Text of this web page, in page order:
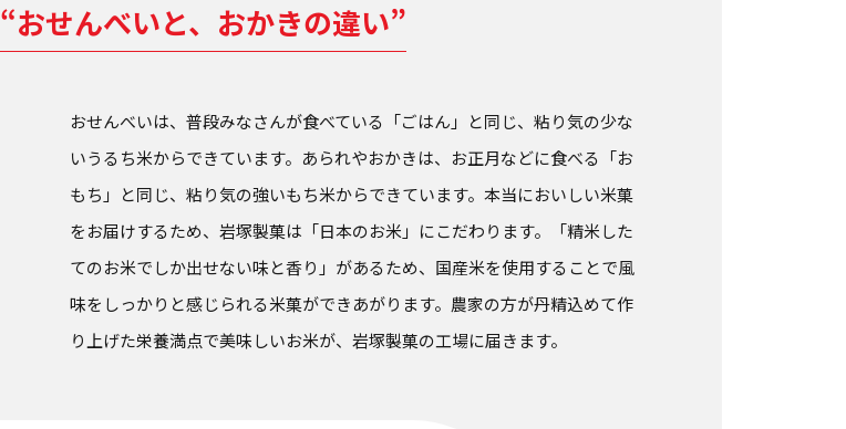
“おせんべいと、おかきの違い”
おせんべいは、普段みなさんが食べている「ごはん」と同じ、粘り気の少な
いうるち米からできています。あられやおかきは、お正月などに食べる「お
もち」と同じ、粘り気の強いもち米からできています。本当においしい米菓
をお届けするため、岩塚製菓は「日本のお米」にこだわります。「精米した
てのお米でしか出せない味と香り」があるため、国産米を使用することで風
味をしっかりと感じられる米菓ができあがります。農家の方が丹精込めて作
り上げた栄養満点で美味しいお米が、岩塚製菓の工場に届きます。